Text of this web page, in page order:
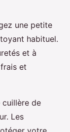
une petite
habituel.
et à
et
cuillère de
Les